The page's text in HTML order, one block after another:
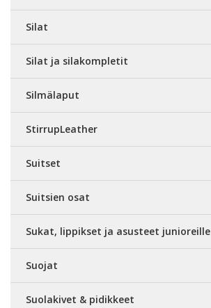
Silat
Silat ja silakompletit
Silmälaput
StirrupLeather
Suitset
Suitsien osat
Sukat, lippikset ja asusteet junioreille
Suojat
Suolakivet & pidikkeet